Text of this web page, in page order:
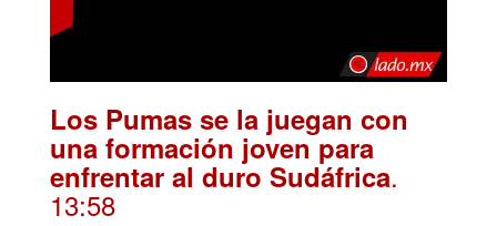
Los Pumas se la juegan con
una formación joven para
enfrentar al duro Sudáfrica.
13:58